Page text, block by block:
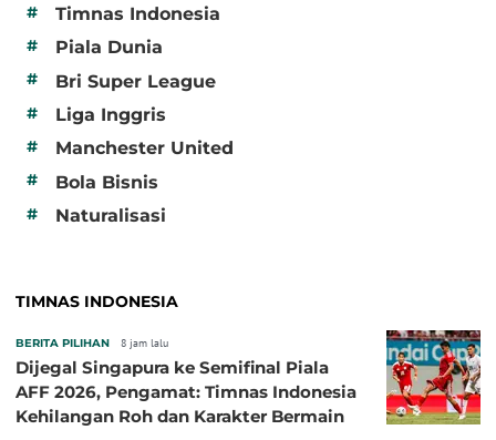
#
Timnas Indonesia
# Piala Dunia
# Bri Super League
# Liga Inggris
# Manchester United
# Bola Bisnis
# Naturalisasi
TIMNAS INDONESIA
BERITA PILIHAN 8 jam lalu
Dijegal Singapura ke Semifinal Piala
AFF 2026, Pengamat: Timnas Indonesia
Kehilangan Roh dan Karakter Bermain